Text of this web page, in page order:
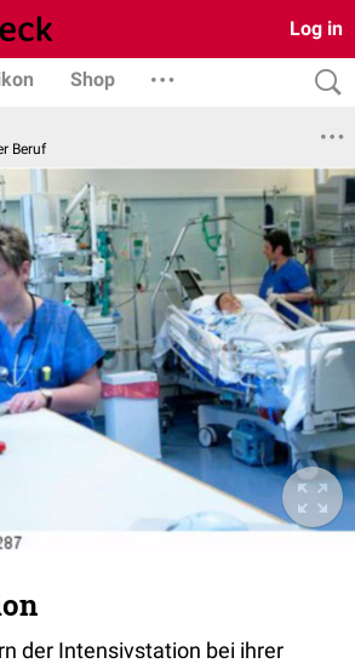
Log in
Shop
Beruf
der Intensivstation bei ihrer